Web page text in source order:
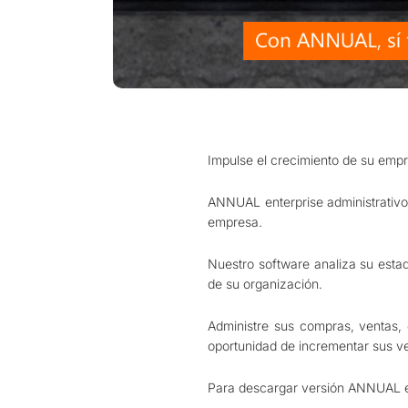
Impulse el crecimiento de su
ANNUAL enterprise
empresa.
Nuestro software analiza su
de su organización.
Administre sus compras,
oportunidad de incrementar sus
Para descargar versión ANNUAL